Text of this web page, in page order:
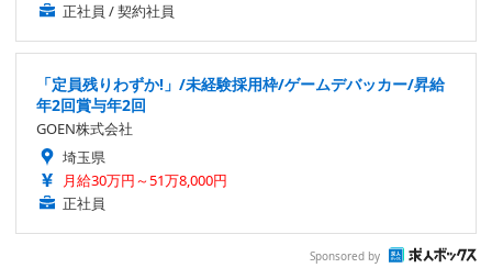
正社員 / 契約社員
「定員残りわずか!」/未経験採用枠/ゲームデバッカー/昇給
年2回賞与年2回
GOEN株式会社
埼玉県
月給30万円～51万8,000円
正社員
Sponsored by